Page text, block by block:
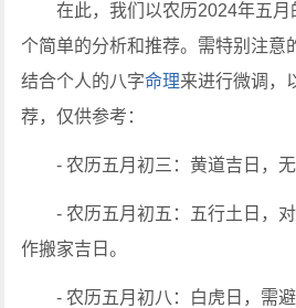
在此，我们以农历2024年五
个简单的分析和推荐。需特别注意
结合个人的八字命理来进行微调，
荐，仅供参考：
- 农历五月初三：黄道吉日，
- 农历五月初五：五行土日，
作搬家吉日。
- 农历五月初八：白虎日，需